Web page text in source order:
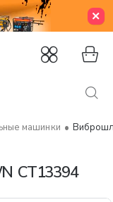
CT13394
машинки